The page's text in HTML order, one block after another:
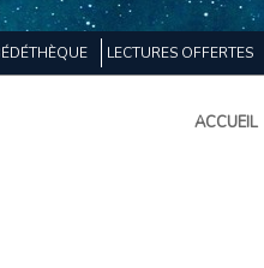
LECTURES OFFERTES
ACCUEIL